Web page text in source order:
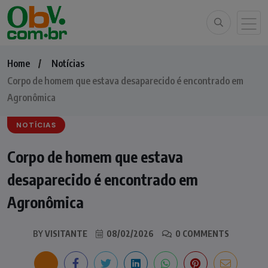
Home
Notícias
Corpo de homem que estava desaparecido é encontrado em
Agronômica
NOTÍCIAS
Corpo de homem que estava
desaparecido é encontrado em
Agronômica
BYVISITANTE 08/02/2026 0 COMMENTS